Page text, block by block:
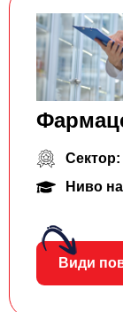
Сектор:
Ниво
Види